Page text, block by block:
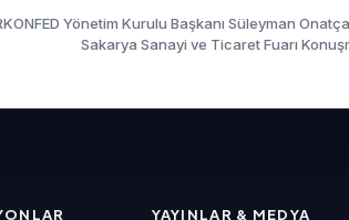
Yönetim Kurulu Başkanı Süleyman
Sakarya Sanayi ve Ticaret Fuarı
YAYINLAR & MEDYA